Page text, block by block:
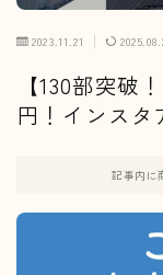
2023.11.21
【130部突破
円！インス
記事内に